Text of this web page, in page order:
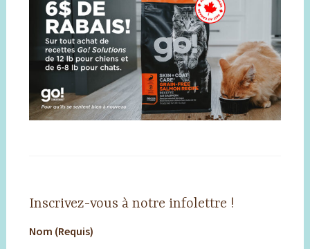
Inscrivez-vous à notre infolettre !
Nom (Requis)